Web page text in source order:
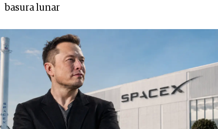
basura lunar